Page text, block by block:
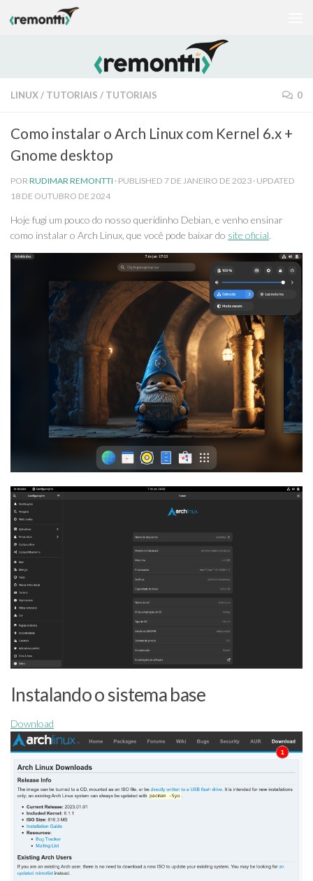
Skip to content
LINUX/ TUTORIAIS / TUTORIAIS 0
Como instalar o Arch Linux com Kernel 6.x +
Gnome desktop
POR RUDIMAR REMONTTI · PUBLISHED 7 DE JANEIRO DE 2023 · UPDATED
18 DE OUTUBRO DE 2024
Hoje fugi um pouco do nosso queridinho Debian, e venho ensinar
como instalar o Arch Linux, que você pode baixar do site oficial.
Instalando o sistema base
Download